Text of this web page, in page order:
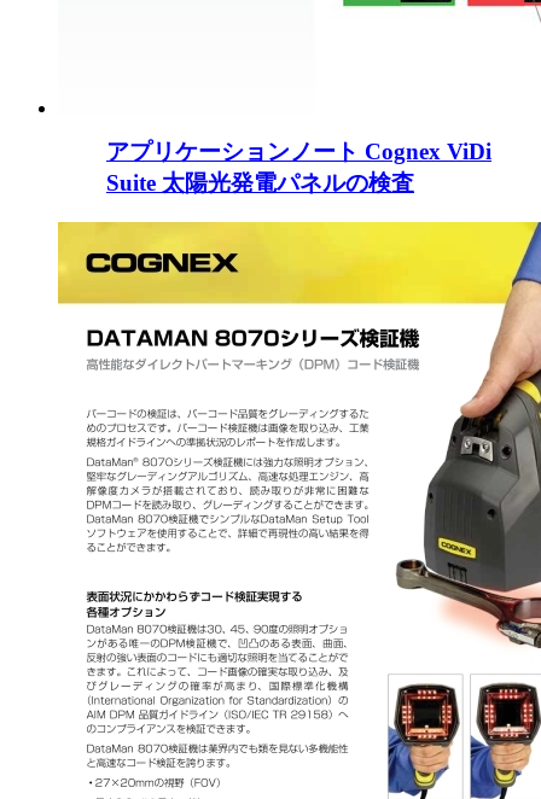
アプリケーションノート Cognex ViDi
Suite 太陽光発電パネルの検査